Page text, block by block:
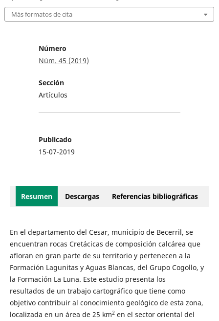
Más formatos de cita
Número
Núm. 45 (2019)
Sección
Artículos
Publicado
15-07-2019
Resumen Descargas Referencias bibliográficas
En el departamento del Cesar, municipio de Becerril, se
encuentran rocas Cretácicas de composición calcárea que
afloran en gran parte de su territorio y pertenecen a la
Formación Lagunitas y Aguas Blancas, del Grupo Cogollo, y
la Formación La Luna. Este estudio presenta los
resultados de un trabajo cartográfico que tiene como
objetivo contribuir al conocimiento geológico de esta zona,
localizada en un área de 25 km2en el sector oriental del